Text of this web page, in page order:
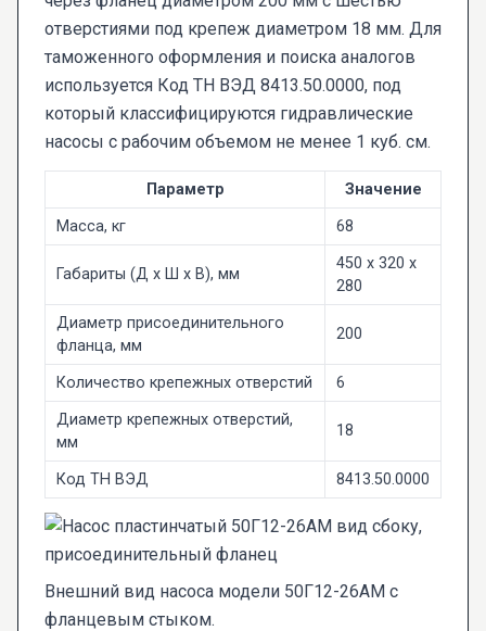
отверстиями под крепеж диаметром 18 мм. Для
таможенного оформления и поиска аналогов
используется Код ТН ВЭД 8413.50.0000, под
который классифицируются гидравлические
насосы с рабочим объемом не менее 1 куб. см.
Параметр
Значение
Масса, кг
68
Габариты (Д х Ш х В), мм
450 x 320 x
280
Диаметр присоединительного
фланца, мм
200
Количество крепежных отверстий
6
Диаметр крепежных отверстий,
мм
18
Код ТН ВЭД 8413.50.0000
Внешний вид насоса модели 50Г12-26АМ с
фланцевым стыком.